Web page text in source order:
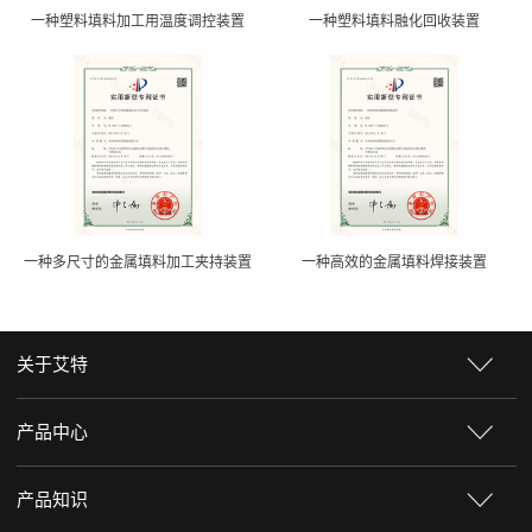
一种塑料填料加工用温度调控装置 一种塑料填料融化回收装置
一种多尺寸的金属填料加工夹持装置 一种高效的金属填料焊接装置
关于艾特
产品中心
产品知识